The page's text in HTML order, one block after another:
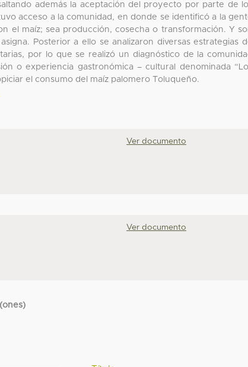
además la aceptación del proyecto por parte de
acceso a la comunidad, en donde se identificó a la
el maíz; sea producción, cosecha o transformación. Y
Posterior a ello se analizaron diversas estrategias
por lo que se realizó un diagnóstico de la
o experiencia gastronómica – cultural denominada
el consumo del maíz palomero Toluqueño.
Ver documento
Ver documento